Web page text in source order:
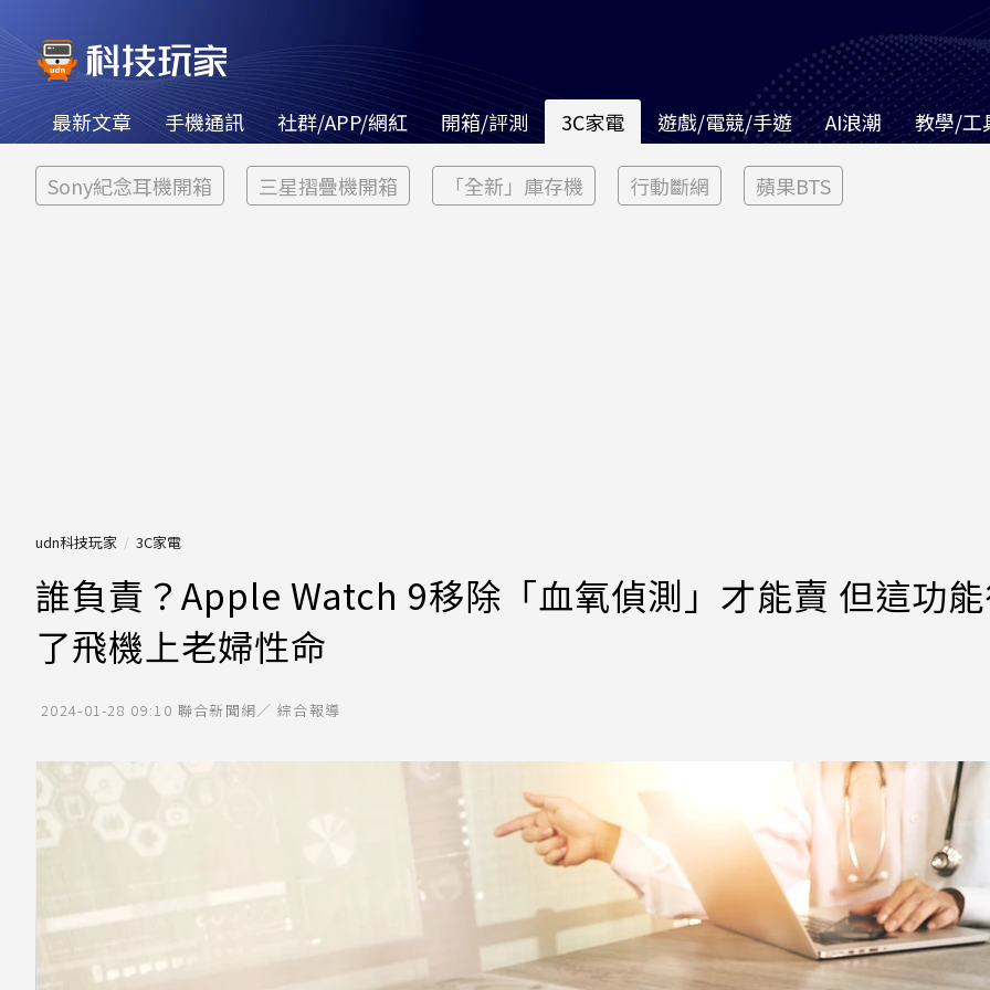
最新文章 手機通訊 社群/APP/網紅 開箱/評測 3C家電 遊戲/電競/手遊 AI浪潮 教學/工
Sony紀念耳機開箱 三星摺疊機開箱 「全新」庫存機 行動斷網 蘋果BTS
udn科技玩家 3C家電
誰負責？Apple Watch 9移除「血氧偵測」才能賣 但這功
了飛機上老婦性命
2024-01-28 09:10 聯合新聞網／ 綜合報導